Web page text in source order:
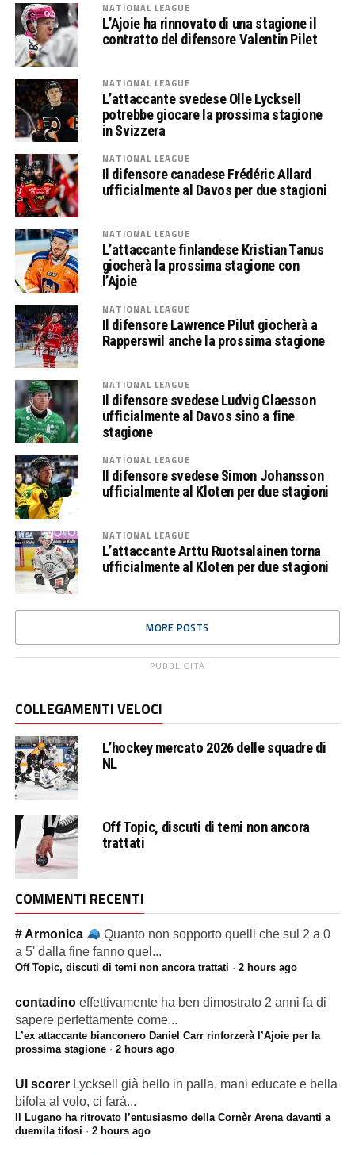
NATIONAL LEAGUE
L’Ajoie ha rinnovato di una stagione il
contratto del difensore Valentin Pilet
NATIONAL LEAGUE
L’attaccante svedese Olle Lycksell
potrebbe giocare la prossima stagione
in Svizzera
NATIONAL LEAGUE
Il difensore canadese Frédéric Allard
ufficialmente al Davos per due stagioni
NATIONAL LEAGUE
L’attaccante finlandese Kristian Tanus
giocherà la prossima stagione con
l’Ajoie
NATIONAL LEAGUE
Il difensore Lawrence Pilut giocherà a
Rapperswil anche la prossima stagione
NATIONAL LEAGUE
Il difensore svedese Ludvig Claesson
ufficialmente al Davos sino a fine
stagione
NATIONAL LEAGUE
Il difensore svedese Simon Johansson
ufficialmente al Kloten per due stagioni
NATIONAL LEAGUE
L’attaccante Arttu Ruotsalainen torna
ufficialmente al Kloten per due stagioni
MORE POSTS
PUBBLICITÀ
COLLEGAMENTI VELOCI
L’hockey mercato 2026 delle squadre di
NL
Off Topic, discuti di temi non ancora
trattati
COMMENTI RECENTI
# Armonica
Quanto non sopporto quelli che sul 2 a 0
a 5' dalla fine fanno quel...
Off Topic, discuti di temi non ancora trattati · 2 hours ago
contadino effettivamente ha ben dimostrato 2 anni fa di
sapere perfettamente come...
L’ex attaccante bianconero Daniel Carr rinforzerà l’Ajoie per la
prossima stagione· 2 hours ago
Ul scorer Lycksell già bello in palla, mani educate e bella
bifola al volo, ci farà...
Il Lugano ha ritrovato l’entusiasmo della Cornèr Arena davanti a
duemila tifosi · 2 hours ago